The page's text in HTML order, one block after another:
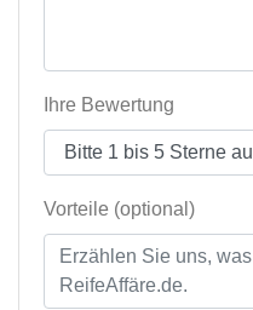
Ihre Bewertung
Vorteile (optional)